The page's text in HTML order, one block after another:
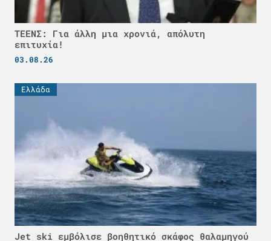
ΤΕΕΝΣ: Για άλλη μια χρονιά, απόλυτη
επιτυχία!
03.08.26
Ελλάδα
Jet ski εμβόλισε βοηθητικό σκάφος θαλαμηγού